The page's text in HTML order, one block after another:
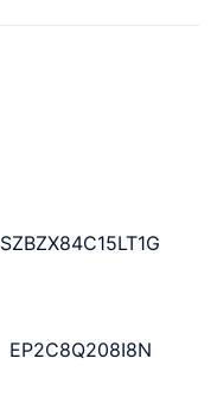
SZBZX84C15LT1G
EP2C8Q208I8N